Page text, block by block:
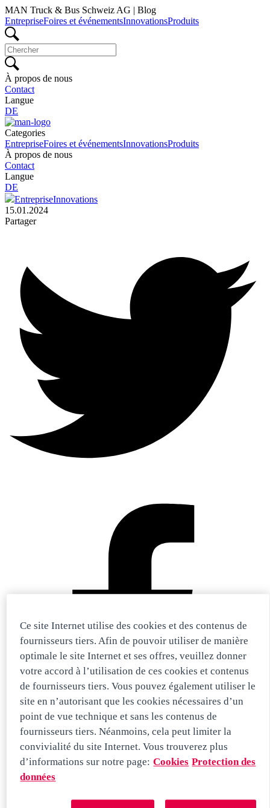
MAN Truck & Bus Schweiz AG | Blog
EntrepriseFoires et événementsInnovationsProduits
À propos de nous
Contact
Langue
DE
Categories
EntrepriseFoires et événementsInnovationsProduits
À propos de nous
Contact
Langue
DE
EntrepriseInnovations
15.01.2024
Partager
Ce site Internet utilise des cookies et des contenus de
fournisseurs tiers. Afin de pouvoir utiliser de manière
optimale le site Internet et ses offres, veuillez donner
votre accord à l’utilisation de ces cookies et contenus
de fournisseurs tiers. Vous pouvez également utiliser le
site en n’autorisant que les cookies nécessaires d’un
point de vue technique et sans les contenus de
fournisseurs tiers. Néanmoins, cela peut limiter la
convivialité du site Internet. Vous trouverez plus
d’informations sur notre page: Cookies Protection des
données